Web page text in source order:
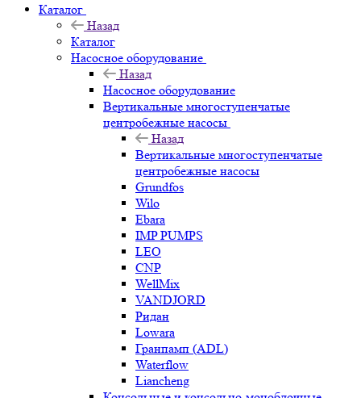
Каталог
Назад
Каталог
Насосное оборудование
Назад
Насосное оборудование
Вертикальные многоступенчатые
центробежные насосы
Назад
Вертикальные многоступенчатые
центробежные насосы
Grundfos
Wilo
Ebara
IMP PUMPS
LEO
CNP
WellMix
VANDJORD
Ридан
Lowara
Гранпамп (ADL)
Waterflow
Liancheng